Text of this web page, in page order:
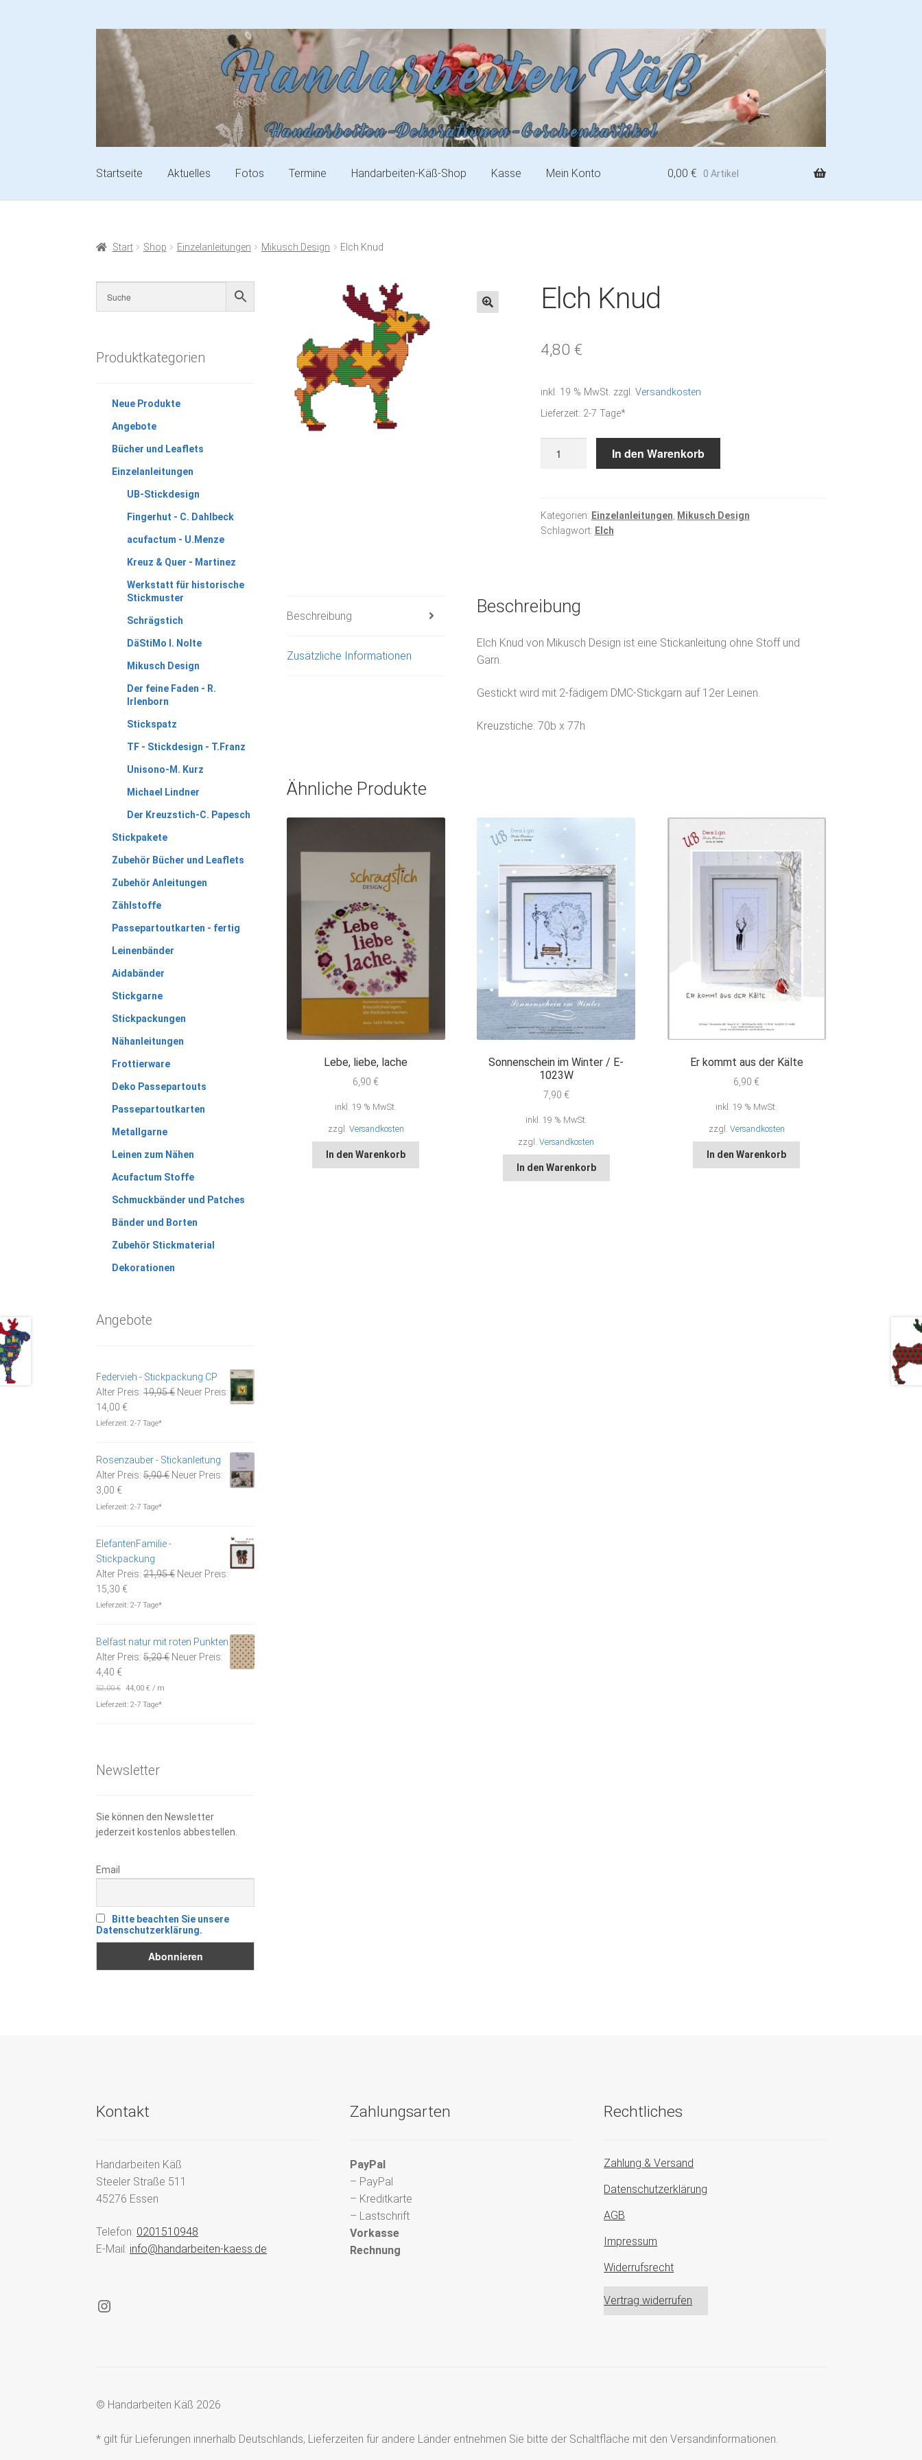
Startseite Aktuelles Fotos Termine Handarbeiten-Käß-Shop Kasse Mein Konto 0,00 € 0 Artikel
Start Shop Einzelanleitungen Mikusch Design Elch Knud
Elch Knud
4,80 €
inkl. 19 % MwSt. zzgl. Versandkosten
Lieferzeit: 2-7 Tage*
In den Warenkorb
Kategorien: Einzelanleitungen
Mikusch Design
Schlagwort: Elch
Beschreibung
Zusätzliche Informationen
Beschreibung
Elch Knud von Mikusch Design ist eine Stickanleitung ohne Stoff und
Garn.
Gestickt wird mit 2-fädigem DMC-Stickgarn auf 12er Leinen.
Kreuzstiche: 70b x 77h
Ähnliche Produkte
Lebe, liebe, lache
6,90 €
inkl. 19 % MwSt.
zzgl. Versandkosten
In den Warenkorb
Sonnenschein im Winter / E-
1023W
7,90 €
inkl. 19 % MwSt.
zzgl.Versandkosten
In den Warenkorb
Er kommt aus der Kälte
6,90 €
inkl. 19 % MwSt.
zzgl. Versandkosten
In den Warenkorb
Produktkategorien
Neue Produkte
Angebote
Bücher und Leaflets
Einzelanleitungen
UB-Stickdesign
Fingerhut - C. Dahlbeck
acufactum - U.Menze
Kreuz & Quer - Martinez
Werkstatt für historische
Stickmuster
Schrägstich
DäStiMo I. Nolte
Mikusch Design
Der feine Faden - R.
Irlenborn
Stickspatz
TF - Stickdesign - T.Franz
Unisono-M. Kurz
Michael Lindner
Der Kreuzstich-C. Papesch
Stickpakete
Zubehör Bücher und Leaflets
Zubehör Anleitungen
Zählstoffe
Passepartoutkarten - fertig
Leinenbänder
Aidabänder
Stickgarne
Stickpackungen
Nähanleitungen
Frottierware
Deko Passepartouts
Passepartoutkarten
Metallgarne
Leinen zum Nähen
Acufactum Stoffe
Schmuckbänder und Patches
Bänder und Borten
Zubehör Stickmaterial
Dekorationen
Angebote
Federvieh - Stickpackung CP
Alter Preis: 19,95€ Ursprünglicher
Neuer Preis:
14,00 €Aktueller
Preis
Lieferzeit:2-7 Tage*
Rosenzauber - Stickanleitung
Alter Preis: 5,90€ Ursprünglicher
Neuer Preis:
3,00 €Aktueller
Preis
Lieferzeit:2-7 Tage*
ElefantenFamilie -
Stickpackung
Alter Preis: 21,95€ Ursprünglicher
Neuer Preis:
15,30 €Aktueller
Preis
Lieferzeit:2-7 Tage*
Belfast natur mit roten Punkten
Alter Preis: 5,20€ Ursprünglicher
Neuer Preis:
4,40 €Aktueller
Preis
ist:
52,00€ 44,00 €/ m
Lieferzeit:2-7 Tage*
Newsletter
Sie können den Newsletter
jederzeit kostenlos abbestellen.
Email
Bitte beachten Sie unsere
Datenschutzerklärung.
Kontakt
Handarbeiten Käß
Steeler Straße 511
45276 Essen
Telefon: 0201510948
E-Mail: info@handarbeiten-kaess.de
Instagram
Zahlungsarten
PayPal
– PayPal
– Kreditkarte
– Lastschrift
Vorkasse
Rechnung
Rechtliches
Zahlung & Versand
Datenschutzerklärung
AGB
Impressum
Widerrufsrecht
Vertrag widerrufen
© Handarbeiten Käß 2026
* gilt für Lieferungen innerhalb Deutschlands, Lieferzeiten für andere Länder entnehmen Sie bitte der Schaltfläche mit den Versandinformationen.